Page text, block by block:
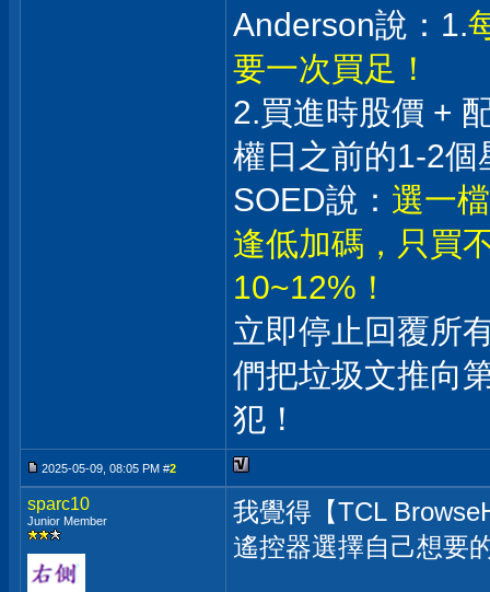
Anderson說：1.
要一次買足！
2.買進時股價 +
權日之前的1-2個
SOED說： 選一
逢低加碼，只買
10~12%！
立即停止回覆所
們把垃圾文推向
犯！
2025-05-09, 08:05 PM #2
sparc10
Junior Member
我覺得【TCL
遙控器選擇自己想要